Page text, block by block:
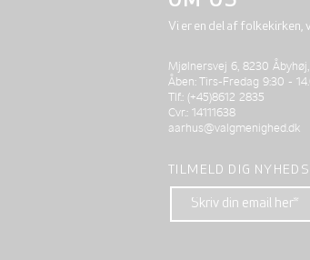
Vi er en del af folkekirken,
Mjølnersvej 6, 8230
Åben: Tirs-Fredag 9:30 -
Tlf.: (+45)8612 2835
Cvr.: 14111638
aarhus@valgmenighed.dk
TILMELD DIG